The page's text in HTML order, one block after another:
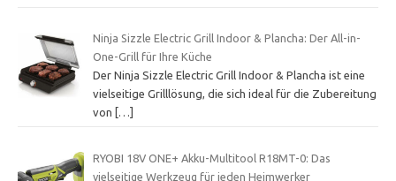
Ninja Sizzle Electric Grill Indoor & Plancha: Der All-in-
One-Grill für Ihre Küche
Der Ninja Sizzle Electric Grill Indoor & Plancha ist eine
vielseitige Grilllösung, die sich ideal für die Zubereitung
von
[…]
RYOBI 18V ONE+ Akku-Multitool R18MT-0: Das
vielseitige Werkzeug für jeden Heimwerker